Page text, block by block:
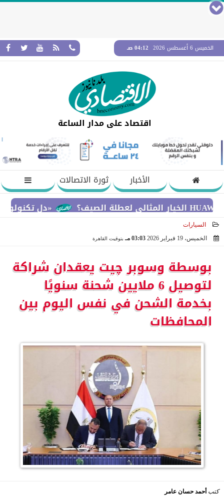
الخميس 6 أغسطس 2026 04:12 صـ
اقتصاد على مدار الساعة
الأخبار
ثورة الاتصالات
«دل تكنولوجيز» تؤكد
السيارات
الخميس، 19 فبراير 2026
03:03 مـ بتوقيت القاهرة
بوسطة وسوبر چيت يعقدان شراكة
لتوصيل 6 ملايين شحنة سنويًا
بخدمة الشحن في نفس اليوم بين
المحافظات
كتب أحمد حسان عامر